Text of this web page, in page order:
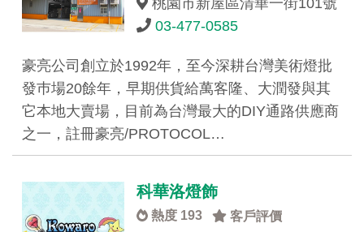
桃園市新屋區清華一街101號
03-477-0585
豪亮公司創立於1992年，至今深耕台灣美術燈批
發巿場20餘年，早期供貨給萬客隆、大潤發與其
它本地大賣場，目前為台灣最大的DIY通路供應商
之一，註冊豪亮/PROTOCOL…
科華洛燈飾
熱度 193 客戶評價